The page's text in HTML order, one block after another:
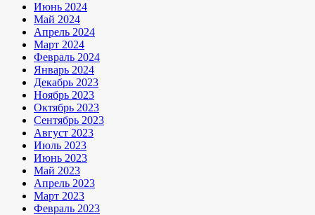
Июнь 2024
Май 2024
Апрель 2024
Март 2024
Февраль 2024
Январь 2024
Декабрь 2023
Ноябрь 2023
Октябрь 2023
Сентябрь 2023
Август 2023
Июль 2023
Июнь 2023
Май 2023
Апрель 2023
Март 2023
Февраль 2023